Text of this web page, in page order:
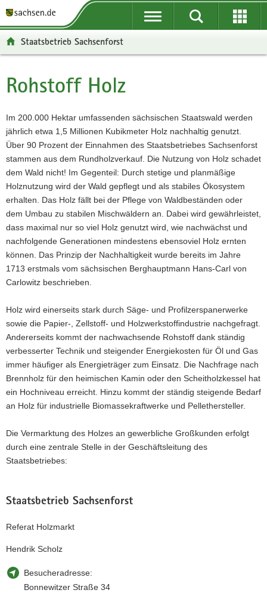
t
ü
e
r
g
r
e
i
f
e
n
d
e
N
a
i
g
a
t
i
o
n
t
n
v
i
g
a
t
i
o
n
p
n
a
l
t
t
e
n
f
o
r
m
a
t
i
o
n
t
-
e
r
e
i
c
h
Staatsbetrieb Sachsenforst
Hauptinhalt
Rohstoff Holz
Im 200.000 Hektar umfassenden sächsischen Staatswald werden
jährlich etwa 1,5 Millionen Kubikmeter Holz nachhaltig genutzt.
Über 90 Prozent der Einnahmen des Staatsbetriebes Sachsenforst
stammen aus dem Rundholzverkauf. Die Nutzung von Holz schadet
dem Wald nicht! Im Gegenteil: Durch stetige und planmäßige
Holznutzung wird der Wald gepflegt und als stabiles Ökosystem
erhalten. Das Holz fällt bei der Pflege von Waldbeständen oder
dem Umbau zu stabilen Mischwäldern an. Dabei wird gewährleistet,
dass maximal nur so viel Holz genutzt wird, wie nachwächst und
nachfolgende Generationen mindestens ebensoviel Holz ernten
können. Das Prinzip der Nachhaltigkeit wurde bereits im Jahre
1713 erstmals vom sächsischen Berghauptmann Hans-Carl von
Carlowitz beschrieben.
Holz wird einerseits stark durch Säge- und Profilzerspanerwerke
sowie die Papier-, Zellstoff- und Holzwerkstoffindustrie nachgefragt.
Andererseits kommt der nachwachsende Rohstoff dank ständig
verbesserter Technik und steigender Energiekosten für Öl und Gas
immer häufiger als Energieträger zum Einsatz. Die Nachfrage nach
Brennholz für den heimischen Kamin oder den Scheitholzkessel hat
ein Hochniveau erreicht. Hinzu kommt der ständig steigende Bedarf
an Holz für industrielle Biomassekraftwerke und Pellethersteller.
Die Vermarktung des Holzes an gewerbliche Großkunden erfolgt
durch eine zentrale Stelle in der Geschäftsleitung des
Staatsbetriebes:
Staatsbetrieb Sachsenforst
Referat Holzmarkt
Hendrik Scholz
Besucheradresse:
Bonnewitzer Straße 34